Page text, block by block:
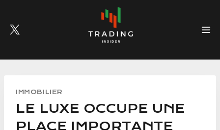
content
IMMOBILIER
LE LUXE OCCUPE UNE
PLACE IMPORTANTE